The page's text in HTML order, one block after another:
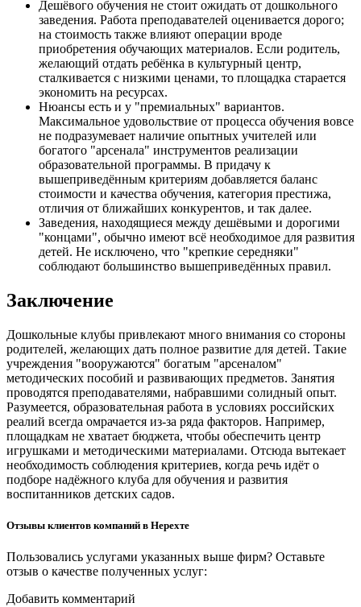
Дешёвого обучения не стоит ожидать от дошкольного
заведения. Работа преподавателей оценивается дорого;
на стоимость также влияют операции вроде
приобретения обучающих материалов. Если родитель,
желающий отдать ребёнка в культурный центр,
сталкивается с низкими ценами, то площадка старается
экономить на ресурсах.
Нюансы есть и у "премиальных" вариантов.
Максимальное удовольствие от процесса обучения вовсе
не подразумевает наличие опытных учителей или
богатого "арсенала" инструментов реализации
образовательной программы. В придачу к
вышеприведённым критериям добавляется баланс
стоимости и качества обучения, категория престижа,
отличия от ближайших конкурентов, и так далее.
Заведения, находящиеся между дешёвыми и дорогими
"концами", обычно имеют всё необходимое для развития
детей. Не исключено, что "крепкие середняки"
соблюдают большинство вышеприведённых правил.
Заключение
Дошкольные клубы привлекают много внимания со стороны
родителей, желающих дать полное развитие для детей. Такие
учреждения "вооружаются" богатым "арсеналом"
методических пособий и развивающих предметов. Занятия
проводятся преподавателями, набравшими солидный опыт.
Разумеется, образовательная работа в условиях российских
реалий всегда омрачается из-за ряда факторов. Например,
площадкам не хватает бюджета, чтобы обеспечить центр
игрушками и методическими материалами. Отсюда вытекает
необходимость соблюдения критериев, когда речь идёт о
подборе надёжного клуба для обучения и развития
воспитанников детских садов.
Отзывы клиентов компаний в Нерехте
Пользовались услугами указанных выше фирм? Оставьте
отзыв о качестве полученных услуг:
Добавить комментарий